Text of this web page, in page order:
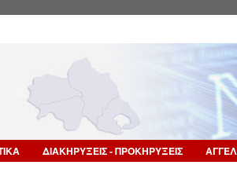
ΔΙΑΚΗΡΥΞΕΙΣ - ΠΡΟΚΗΡΥΞΕΙΣ